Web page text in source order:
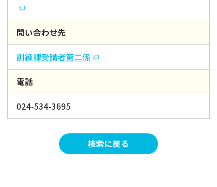
問い合わせ先
訓練課受講者第二係
電話
024-534-3695
検索に戻る